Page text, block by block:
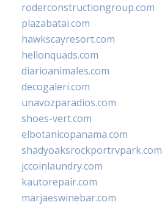
roderconstructiongroup.com
plazabatai.com
hawkscayresort.com
hellonquads.com
diarioanimales.com
decogaleri.com
unavozparadios.com
shoes-vert.com
elbotanicopanama.com
shadyoaksrockportrvpark.com
jccoinlaundry.com
kautorepair.com
marjaeswinebar.com